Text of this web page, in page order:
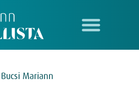
Bucsi Mariann